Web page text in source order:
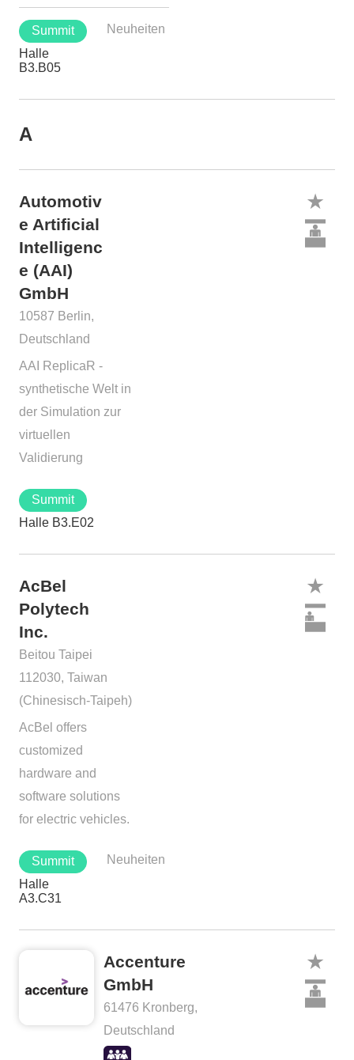
Neuheiten
Summit
Halle
B3.B05
A
Automotiv
e Artificial
Intelligenc
e (AAI)
GmbH
10587 Berlin,
Deutschland
AAI ReplicaR -
synthetische Welt in
der Simulation zur
virtuellen
Validierung
Summit
Halle B3.E02
AcBel
Polytech
Inc.
Beitou Taipei
112030, Taiwan
(Chinesisch-Taipeh)
AcBel offers
customized
hardware and
software solutions
for electric vehicles.
Neuheiten
Summit
Halle
A3.C31
Accenture
GmbH
61476 Kronberg,
Deutschland